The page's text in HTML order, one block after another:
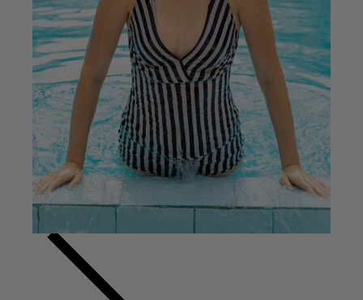
À pois
Vêtements bio
Un design suédois
Robes en jersey
Vêtements bohèmes
Des vêtements pour les soirées fraîches
Vêtements à motif
Coton
Coton biologique
Maillots de bain et vêtements de plage
Vêtements de fête